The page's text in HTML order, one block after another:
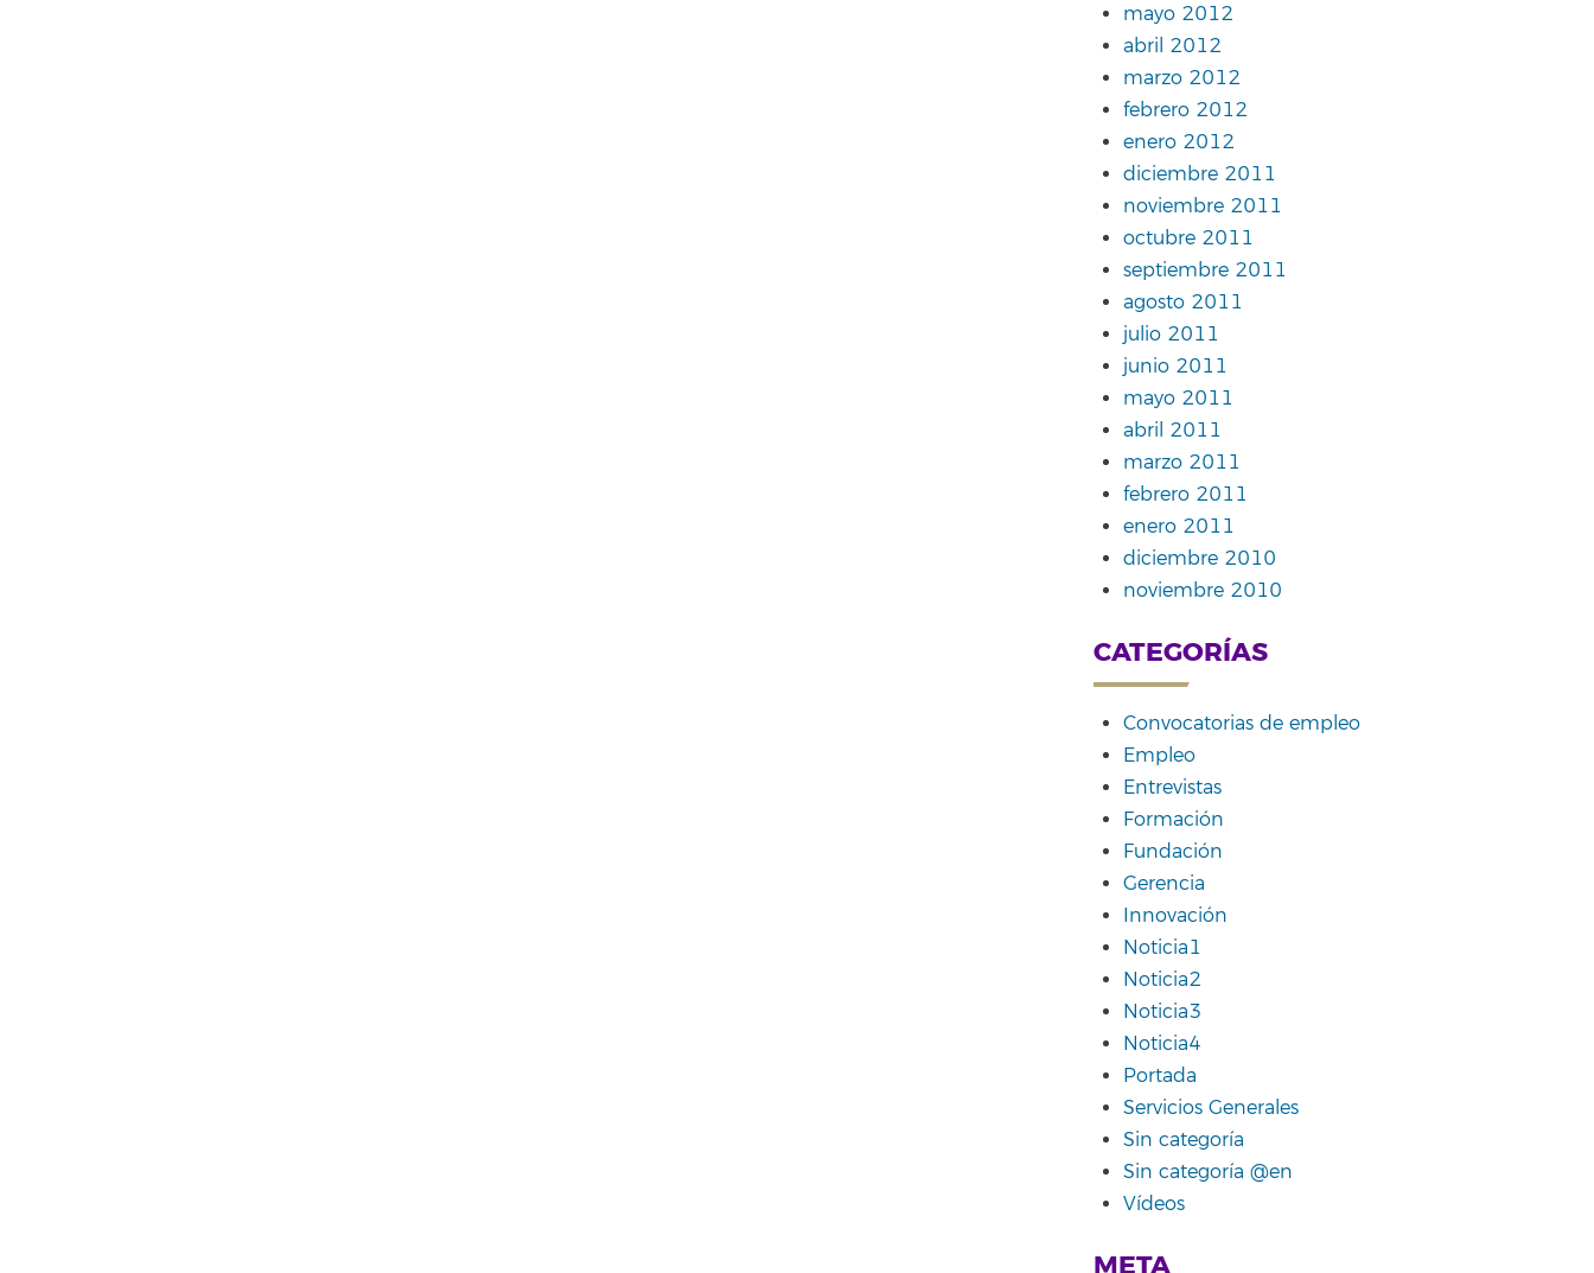
mayo 2012
abril 2012
marzo 2012
febrero 2012
enero 2012
diciembre 2011
noviembre 2011
octubre 2011
septiembre 2011
agosto 2011
julio 2011
junio 2011
mayo 2011
abril 2011
marzo 2011
febrero 2011
enero 2011
diciembre 2010
noviembre 2010
CATEGORÍAS
Convocatorias de empleo
Empleo
Entrevistas
Formación
Fundación
Gerencia
Innovación
Noticia1
Noticia2
Noticia3
Noticia4
Portada
Servicios Generales
Sin categoría
Sin categoría @en
Vídeos
META